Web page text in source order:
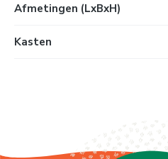
Afmetingen (LxBxH)
Kasten